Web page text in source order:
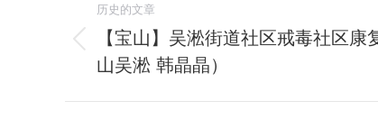
章
航
历史的文章
历
史
的
【宝山】吴淞街道社区戒毒社区
山吴淞 韩晶晶）